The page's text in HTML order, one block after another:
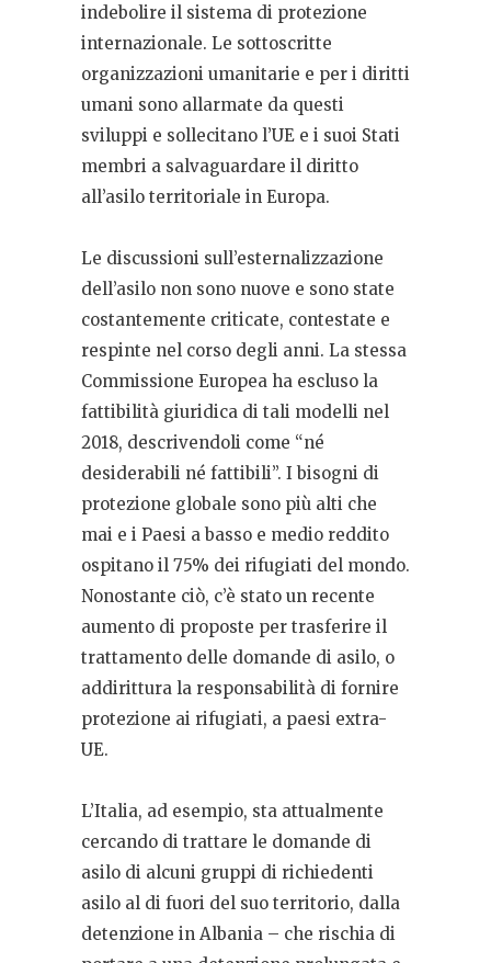
indebolire il sistema di protezione
internazionale. Le sottoscritte
organizzazioni umanitarie e per i diritti
umani sono allarmate da questi
sviluppi e sollecitano l’UE e i suoi Stati
membri a salvaguardare il diritto
all’asilo territoriale in Europa.
Le discussioni sull’esternalizzazione
dell’asilo non sono nuove e sono state
costantemente criticate, contestate e
respinte nel corso degli anni. La stessa
Commissione Europea ha escluso la
fattibilità giuridica di tali modelli nel
2018, descrivendoli come “né
desiderabili né fattibili”. I bisogni di
protezione globale sono più alti che
mai e i Paesi a basso e medio reddito
ospitano il 75% dei rifugiati del mondo.
Nonostante ciò, c’è stato un recente
aumento di proposte per trasferire il
trattamento delle domande di asilo, o
addirittura la responsabilità di fornire
protezione ai rifugiati, a paesi extra-
UE.
L’Italia, ad esempio, sta attualmente
cercando di trattare le domande di
asilo di alcuni gruppi di richiedenti
asilo al di fuori del suo territorio, dalla
detenzione in Albania – che rischia di